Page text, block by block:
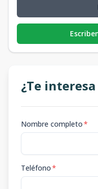
¿Te
Nombre completo*
Teléfono*